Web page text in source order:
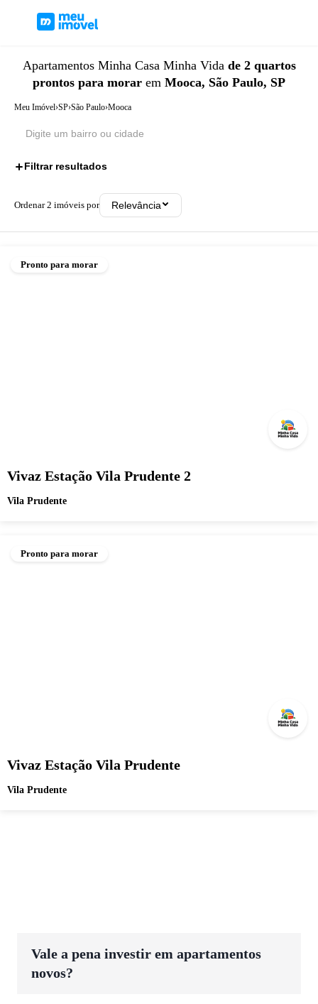
Apartamentos Minha Casa Minha Vida de 2 quartos
prontos para morar em Mooca, São Paulo, SP
Meu Imóvel›SP›São Paulo›Mooca
Filtrar resultados
Ordenar2 imóveis por Relevância
Pronto para morar
Vivaz Estação Vila Prudente 2
Vila Prudente
Pronto para morar
Vivaz Estação Vila Prudente
Vila Prudente
Vale a pena investir em apartamentos
novos?